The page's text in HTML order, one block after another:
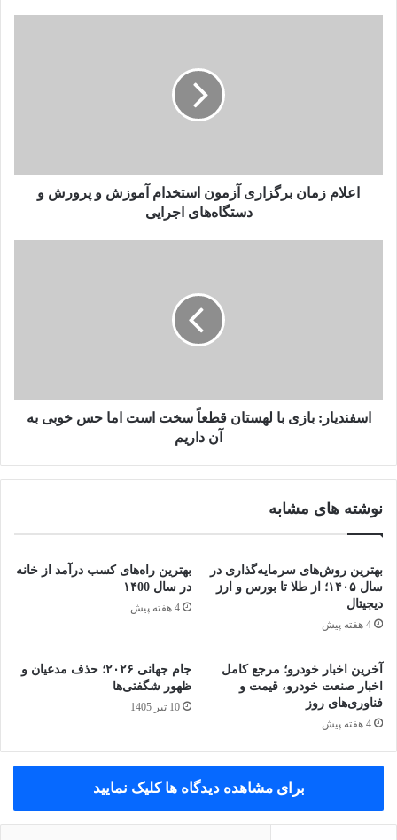
اعلام زمان برگزاری آزمون استخدام آموزش و پرورش و
دستگاه‌های اجرایی
اسفندیار: بازی با لهستان قطعاً سخت است اما حس خوبی به
آن داریم
نوشته های مشابه
بهترین روش‌های سرمایه‌گذاری در
سال ۱۴۰۵؛ از طلا تا بورس و ارز
دیجیتال
4 هفته پیش
بهترین راه‌های کسب درآمد از خانه
در سال ۱۴00
4 هفته پیش
آخرین اخبار خودرو؛ مرجع کامل
اخبار صنعت خودرو، قیمت و
فناوری‌های روز
4 هفته پیش
جام جهانی ۲۰۲۶؛ حذف مدعیان و
ظهور شگفتی‌ها
10 تیر 1405
برای مشاهده دیدگاه ها کلیک نمایید